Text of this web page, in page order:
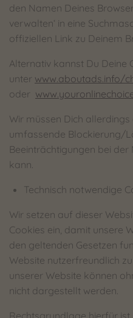
den Namen Deines
verwalten‘ in eine
offiziellen Link zu Deinem
Alternativ kannst Du Deine
unter www.aboutads.info/
oder
Wir müssen Dich
umfassende Blockierung/
Beeinträchtigungen bei
kann.
Technisch notwendige
Wir setzen auf dieser
Cookies ein, damit unsere
den geltenden Gesetzen
Website nutzerfreundlich
unserer Website können
nicht dargestellt werden.
Rechtsgrundlage hierfür ist